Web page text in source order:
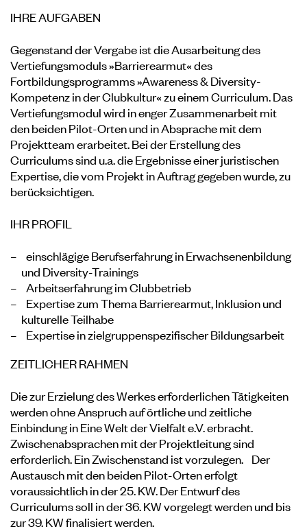
IHRE AUFGABEN
Gegenstand der Vergabe ist die Ausarbeitung des
Vertiefungsmoduls »Barrierearmut« des
Fortbildungsprogramms »Awareness & Diversity-
Kompetenz in der Clubkultur« zu einem Curriculum. Das
Vertiefungsmodul wird in enger Zusammenarbeit mit
den beiden Pilot-Orten und in Absprache mit dem
Projektteam erarbeitet. Bei der Erstellung des
Curriculums sind u.a. die Ergebnisse einer juristischen
Expertise, die vom Projekt in Auftrag gegeben wurde, zu
berücksichtigen.
IHR PROFIL
einschlägige Berufserfahrung in Erwachsenenbildung
und Diversity-Trainings
Arbeitserfahrung im Clubbetrieb
Expertise zum Thema Barrierearmut, Inklusion und
kulturelle Teilhabe
Expertise in zielgruppenspezifischer Bildungsarbeit
ZEITLICHER RAHMEN
Die zur Erzielung des Werkes erforderlichen Tätigkeiten
werden ohne Anspruch auf örtliche und zeitliche
Einbindung in Eine Welt der Vielfalt e.V. erbracht.
Zwischenabsprachen mit der Projektleitung sind
erforderlich. Ein Zwischenstand ist vorzulegen. Der
Austausch mit den beiden Pilot-Orten erfolgt
voraussichtlich in der 25. KW. Der Entwurf des
Curriculums soll in der 36. KW vorgelegt werden und bis
zur 39. KW finalisiert werden.